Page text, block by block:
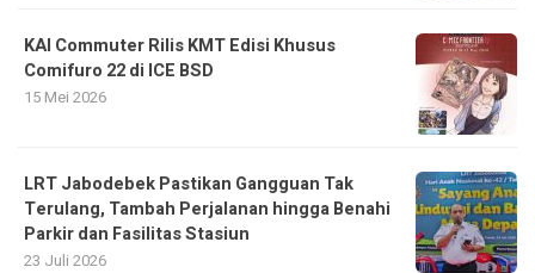
KAI Commuter Rilis KMT Edisi Khusus
Comifuro 22 di ICE BSD
15 Mei 2026
LRT Jabodebek Pastikan Gangguan Tak
Terulang, Tambah Perjalanan hingga Benahi
Parkir dan Fasilitas Stasiun
23 Juli 2026